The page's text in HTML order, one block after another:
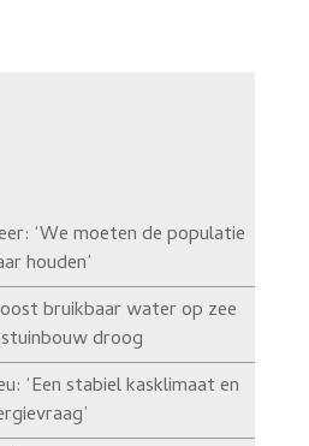
‘We moeten de populatie
houden’
bruikbaar water op zee
droog
‘Een stabiel kasklimaat en